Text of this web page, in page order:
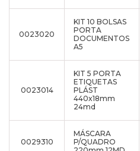
0023020
KIT 10 BOLSAS
PORTA
DOCUMENTOS
A5
0023014
KIT 5 PORTA
ETIQUETAS
PLÁST
440x18mm
24md
0029310
MÁSCARA
P/QUADRO